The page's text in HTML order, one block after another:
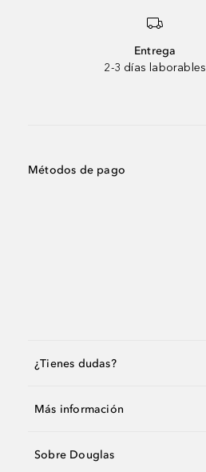
Entrega
2-3 días laborables
Métodos de pago
¿Tienes dudas?
Más información
Sobre Douglas